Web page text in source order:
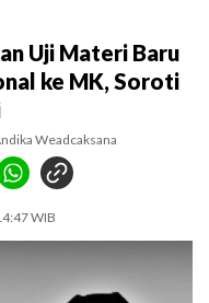
Uji Materi Baru
ke MK, Soroti
Weadcaksana
WIB